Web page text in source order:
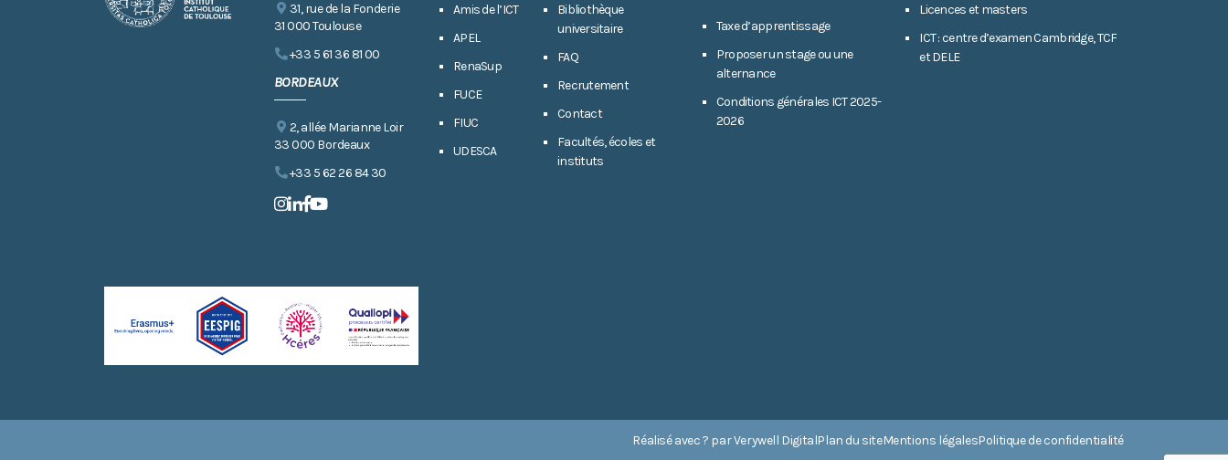
31, rue de la Fonderie
31 000 Toulouse
+33 5 61 36 81 00
BORDEAUX
2, allée Marianne Loir
33 000 Bordeaux
+33 5 62 26 84 30
Amis de l’ICT
APEL
RenaSup
FUCE
FIUC
UDESCA
Bibliothèque
universitaire
FAQ
Recrutement
Contact
Facultés, écoles et
instituts
Taxe d’apprentissage
Proposer un stage ou une
alternance
Conditions générales ICT 2025-
2026
Licences et masters
ICT : centre d’examen Cambridge, TCF
et DELE
Réalisé avec ? parVerywell DigitalPlan du siteMentions légalesPolitique de confidentialité